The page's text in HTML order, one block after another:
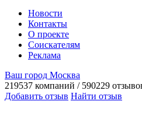
Новости
Контакты
О проекте
Соискателям
Реклама
Ваш город Москва
219537 компаний / 590229
Добавить отзыв Найти отзыв